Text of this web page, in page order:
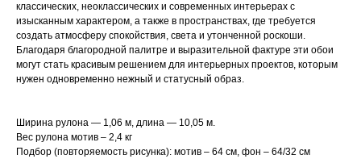
классических, неоклассических и современных интерьерах с
изысканным характером, а также в пространствах, где требуется
создать атмосферу спокойствия, света и утонченной роскоши.
Благодаря благородной палитре и выразительной фактуре эти обои
могут стать красивым решением для интерьерных проектов, которым
нужен одновременно нежный и статусный образ.
Ширина рулона — 1,06 м, длина — 10,05 м.
Вес рулона мотив – 2,4 кг
Подбор (повторяемость рисунка): мотив – 64 см, фон – 64/32 см